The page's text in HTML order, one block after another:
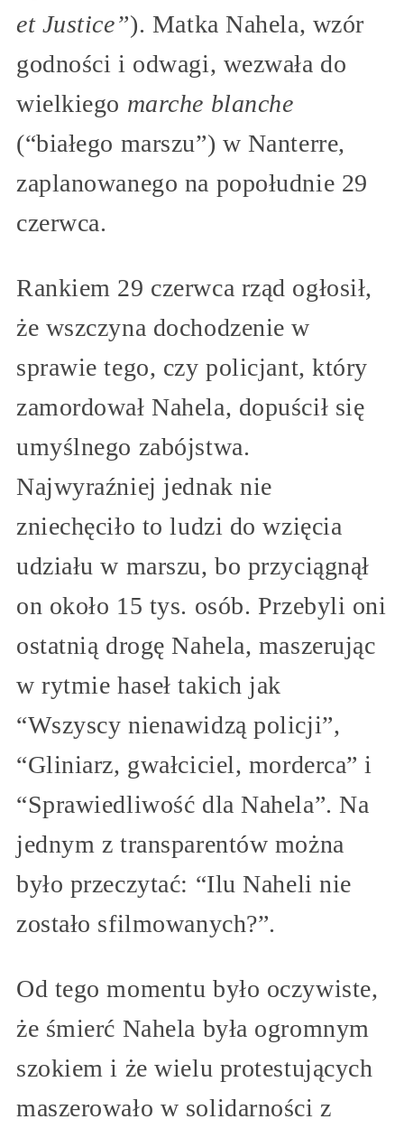
et Justice”). Matka Nahela, wzór
godności i odwagi, wezwała do
wielkiego marche blanche
(“białego marszu”) w Nanterre,
zaplanowanego na popołudnie 29
czerwca.
Rankiem 29 czerwca rząd ogłosił,
że wszczyna dochodzenie w
sprawie tego, czy policjant, który
zamordował Nahela, dopuścił się
umyślnego zabójstwa.
Najwyraźniej jednak nie
zniechęciło to ludzi do wzięcia
udziału w marszu, bo przyciągnął
on około 15 tys. osób. Przebyli oni
ostatnią drogę Nahela, maszerując
w rytmie haseł takich jak
“Wszyscy nienawidzą policji”,
“Gliniarz, gwałciciel, morderca” i
“Sprawiedliwość dla Nahela”. Na
jednym z transparentów można
było przeczytać: “Ilu Naheli nie
zostało sfilmowanych?”.
Od tego momentu było oczywiste,
że śmierć Nahela była ogromnym
szokiem i że wielu protestujących
maszerowało w solidarności z